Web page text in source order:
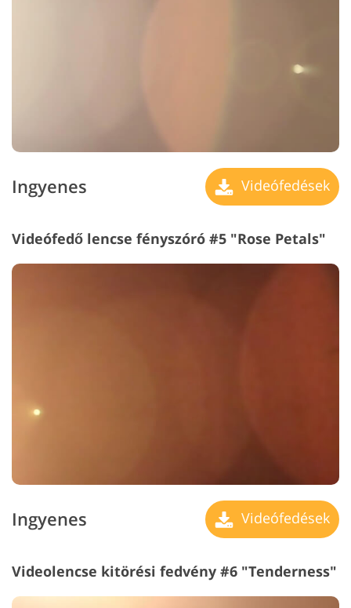
Ingyenes Videófedések
Videófedő lencse fényszóró #5 "Rose Petals"
Ingyenes Videófedések
Videolencse kitörési fedvény #6 "Tenderness"